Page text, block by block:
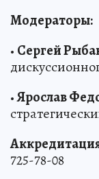
Модераторы:
• Сергей
•Ярослав
725-78-08